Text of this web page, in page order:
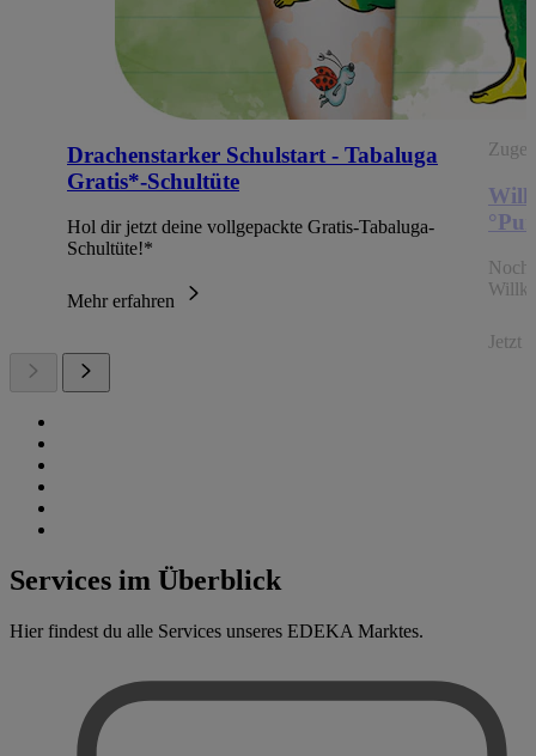
Drachenstarker Schulstart - Tabaluga
Gratis*-Schultüte
Hol dir jetzt deine vollgepackte Gratis-Tabaluga-
Schultüte!*
Mehr erfahren
Noch
Jetzt
Services im Überblick
Hier findest du alle Services unseres EDEKA Marktes.